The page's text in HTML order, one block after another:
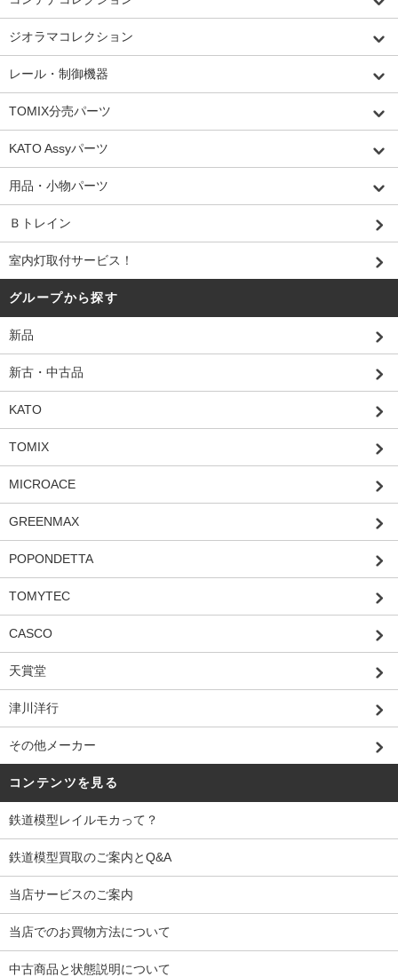
ジオラマコレクション
レール・制御機器
TOMIX分売パーツ
KATO Assyパーツ
用品・小物パーツ
Ｂトレイン
室内灯取付サービス！
グループから探す
新品
新古・中古品
KATO
TOMIX
MICROACE
GREENMAX
POPONDETTA
TOMYTEC
CASCO
天賞堂
津川洋行
その他メーカー
コンテンツを見る
鉄道模型レイルモカって？
鉄道模型買取のご案内とQ&A
当店サービスのご案内
当店でのお買物方法について
中古商品と状態説明について